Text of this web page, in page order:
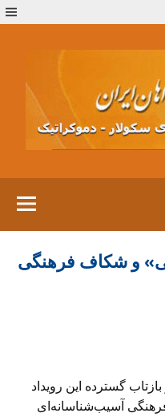
و شکاف فرهنگی
گسترده این رویداد
آسیب‌شناسانه‌ای